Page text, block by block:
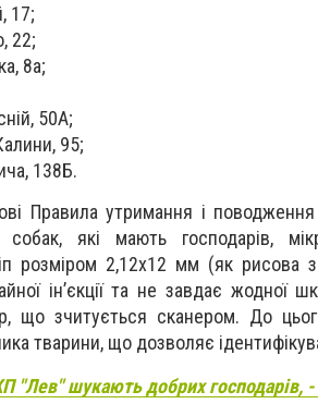
17;
22;
, 8а;
50А;
95;
138Б.
Правила утримання і
які мають господарів,
розміром 2,12х12 мм (як рисова
ін’єкції та не завдає жодної
що зчитується сканером. До
тварини, що дозволяє
"Лев" шукають добрих господарів,